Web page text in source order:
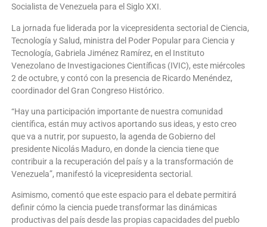
Socialista de Venezuela para el Siglo XXI.
La jornada fue liderada por la vicepresidenta sectorial de Ciencia,
Tecnología y Salud, ministra del Poder Popular para Ciencia y
Tecnología, Gabriela Jiménez Ramírez, en el Instituto
Venezolano de Investigaciones Científicas (IVIC), este miércoles
2 de octubre, y contó con la presencia de Ricardo Menéndez,
coordinador del Gran Congreso Histórico.
“Hay una participación importante de nuestra comunidad
científica, están muy activos aportando sus ideas, y esto creo
que va a nutrir, por supuesto, la agenda de Gobierno del
presidente Nicolás Maduro, en donde la ciencia tiene que
contribuir a la recuperación del país y a la transformación de
Venezuela”, manifestó la vicepresidenta sectorial.
Asimismo, comentó que este espacio para el debate permitirá
definir cómo la ciencia puede transformar las dinámicas
productivas del país desde las propias capacidades del pueblo